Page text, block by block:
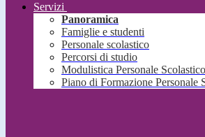
Servizi
Panoramica
Famiglie e studenti
Personale scolastico
Percorsi di studio
Modulistica Personale Scolastico
Piano di Formazione Personale